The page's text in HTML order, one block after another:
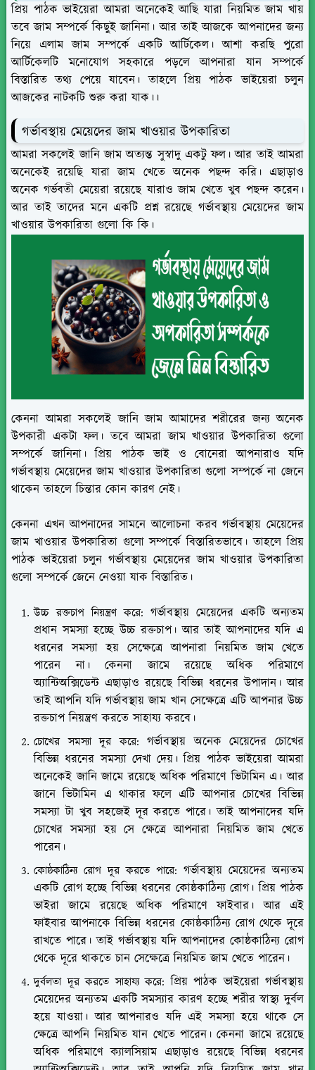
প্রিয় পাঠক ভাইয়েরা আমরা অনেকেই আছি যারা নিয়মিত জাম খায়
তবে জাম সম্পর্কে কিছুই জানিনা। আর তাই আজকে আপনাদের জন্য
নিয়ে এলাম জাম সম্পর্কে একটি আর্টিকেল। আশা করছি পুরো
আর্টিকেলটি মনোযোগ সহকারে পড়লে আপনারা যান সম্পর্কে
বিস্তারিত তথ্য পেয়ে যাবেন। তাহলে প্রিয় পাঠক ভাইয়েরা চলুন
আজকের নাটকটি শুরু করা যাক।।
গর্ভাবস্থায় মেয়েদের জাম খাওয়ার উপকারিতা
আমরা সকলেই জানি জাম অত্যন্ত সুস্বাদু একটু ফল। আর তাই আমরা
অনেকেই রয়েছি যারা জাম খেতে অনেক পছন্দ করি। এছাড়াও
অনেক গর্ভবতী মেয়েরা রয়েছে যারাও জাম খেতে খুব পছন্দ করেন।
আর তাই তাদের মনে একটি প্রশ্ন রয়েছে গর্ভাবস্থায় মেয়েদের জাম
খাওয়ার উপকারিতা গুলো কি কি।
কেননা আমরা সকলেই জানি জাম আমাদের শরীরের জন্য অনেক
উপকারী একটা ফল। তবে আমরা জাম খাওয়ার উপকারিতা গুলো
সম্পর্কে জানিনা। প্রিয় পাঠক ভাই ও বোনেরা আপনারাও যদি
গর্ভাবস্থায় মেয়েদের জাম খাওয়ার উপকারিতা গুলো সম্পর্কে না জেনে
থাকেন তাহলে চিন্তার কোন কারণ নেই।
কেননা এখন আপনাদের সামনে আলোচনা করব গর্ভাবস্থায় মেয়েদের
জাম খাওয়ার উপকারিতা গুলো সম্পর্কে বিস্তারিতভাবে। তাহলে প্রিয়
পাঠক ভাইয়েরা চলুন গর্ভাবস্থায় মেয়েদের জাম খাওয়ার উপকারিতা
গুলো সম্পর্কে জেনে নেওয়া যাক বিস্তারিত।
উচ্চ রক্তচাপ নিয়ন্ত্রণ করে: গর্ভাবস্থায় মেয়েদের একটি অন্যতম
প্রধান সমস্যা হচ্ছে উচ্চ রক্তচাপ। আর তাই আপনাদের যদি এ
ধরনের সমস্যা হয় সেক্ষেত্রে আপনারা নিয়মিত জাম খেতে
পারেন না। কেননা জামে রয়েছে অধিক পরিমাণে
অ্যান্টিঅক্সিডেন্ট এছাড়াও রয়েছে বিভিন্ন ধরনের উপাদান। আর
তাই আপনি যদি গর্ভাবস্থায় জাম খান সেক্ষেত্রে এটি আপনার উচ্চ
রক্তচাপ নিয়ন্ত্রণ করতে সাহায্য করবে।
চোখের সমস্যা দূর করে: গর্ভাবস্থায় অনেক মেয়েদের চোখের
বিভিন্ন ধরনের সমস্যা দেখা দেয়। প্রিয় পাঠক ভাইয়েরা আমরা
অনেকেই জানি জামে রয়েছে অধিক পরিমাণে ভিটামিন এ। আর
জানে ভিটামিন এ থাকার ফলে এটি আপনার চোখের বিভিন্ন
সমস্যা টা খুব সহজেই দূর করতে পারে। তাই আপনাদের যদি
চোখের সমস্যা হয় সে ক্ষেত্রে আপনারা নিয়মিত জাম খেতে
পারেন।
কোষ্ঠকাঠিন্য রোগ দূর করতে পারে: গর্ভাবস্থায় মেয়েদের অন্যতম
একটি রোগ হচ্ছে বিভিন্ন ধরনের কোষ্ঠকাঠিন্য রোগ। প্রিয় পাঠক
ভাইরা জামে রয়েছে অধিক পরিমাণে ফাইবার। আর এই
ফাইবার আপনাকে বিভিন্ন ধরনের কোষ্ঠকাঠিন্য রোগ থেকে দূরে
রাখতে পারে। তাই গর্ভাবস্থায় যদি আপনাদের কোষ্ঠকাঠিন্য রোগ
থেকে দূরে থাকতে চান সেক্ষেত্রে নিয়মিত জাম খেতে পারেন।
দুর্বলতা দূর করতে সাহায্য করে: প্রিয় পাঠক ভাইয়েরা গর্ভাবস্থায়
মেয়েদের অন্যতম একটি সমস্যার কারণ হচ্ছে শরীর স্বাস্থ্য দুর্বল
হয়ে যাওয়া। আর আপনারও যদি এই সমস্যা হয়ে থাকে সে
ক্ষেত্রে আপনি নিয়মিত যান খেতে পারেন। কেননা জামে রয়েছে
অধিক পরিমাণে ক্যালসিয়াম এছাড়াও রয়েছে বিভিন্ন ধরনের